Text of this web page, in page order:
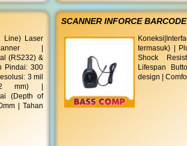
Line) Laser
|
(RS232) &
Pindai: 300
3 mil
mm) |
(Depth of
| Tahan
SCANNER INFORCE
termasuk) |
Shock
Lifespan
design |